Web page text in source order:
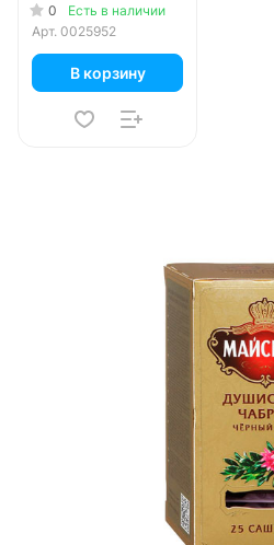
0
Есть в наличии
Арт. 0025952
В корзину